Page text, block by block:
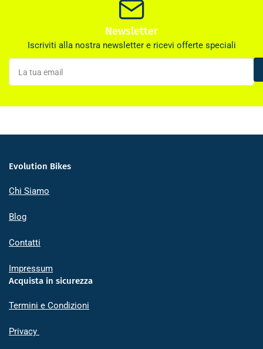
Newsletter
Iscriviti alla nostra newsletter e ricevi offerte speciali
La
tua
email
Evolution Bikes
Chi Siamo
Blog
Contatti
Impressum
Acquista in sicurezza
Termini e Condizioni
Privacy